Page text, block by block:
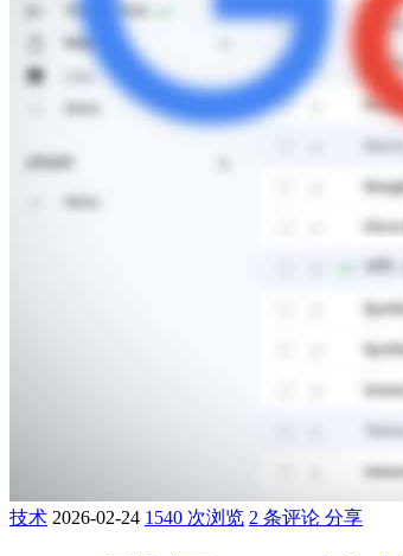
技术 2026-02-24 1540 次浏览 2 条评论 分享